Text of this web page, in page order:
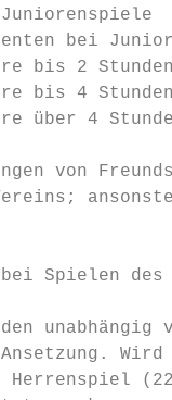
bei
bis 2
bis 4
über 4
von
bei Spielen
Herrenspiel